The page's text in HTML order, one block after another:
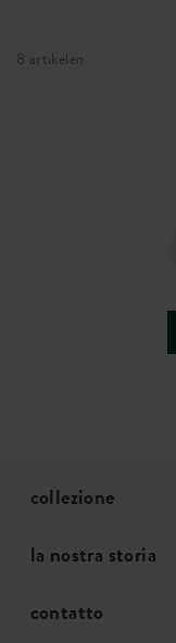
8 artikelen
collezione
la nostra storia
contatto